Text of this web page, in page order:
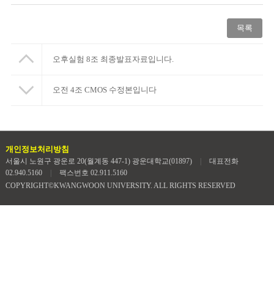
목록
오후실험 8조 최종발표자료입니다.
오전 4조 CMOS 수정본입니다
개인정보처리방침
서울시 노원구 광운로 20(월계동 447-1) 광운대학교(01897)
대표전화
02.940.5160
팩스번호 02.911.5160
COPYRIGHT©KWANGWOON UNIVERSITY. ALL RIGHTS RESERVED